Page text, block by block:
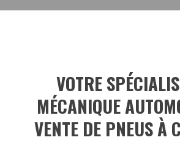
VOTRE
MÉCANIQUE
VENTE DE PNEUS À